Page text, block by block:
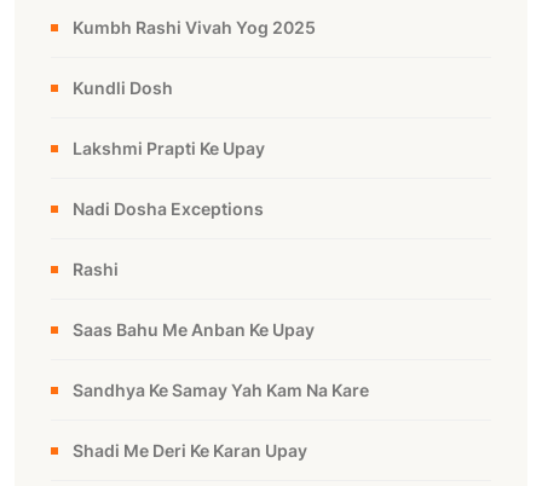
Kumbh Rashi Vivah Yog 2025
Kundli Dosh
Lakshmi Prapti Ke Upay
Nadi Dosha Exceptions
Rashi
Saas Bahu Me Anban Ke Upay
Sandhya Ke Samay Yah Kam Na Kare
Shadi Me Deri Ke Karan Upay